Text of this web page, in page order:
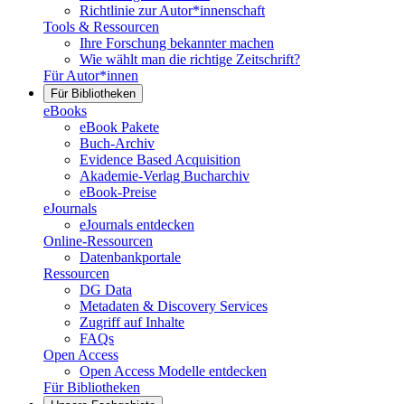
Richtlinie zur Autor*innenschaft
Tools & Ressourcen
Ihre Forschung bekannter machen
Wie wählt man die richtige Zeitschrift?
Für Autor*innen
Für Bibliotheken
eBooks
eBook Pakete
Buch-Archiv
Evidence Based Acquisition
Akademie-Verlag Bucharchiv
eBook-Preise
eJournals
eJournals entdecken
Online-Ressourcen
Datenbankportale
Ressourcen
DG Data
Metadaten & Discovery Services
Zugriff auf Inhalte
FAQs
Open Access
Open Access Modelle entdecken
Für Bibliotheken